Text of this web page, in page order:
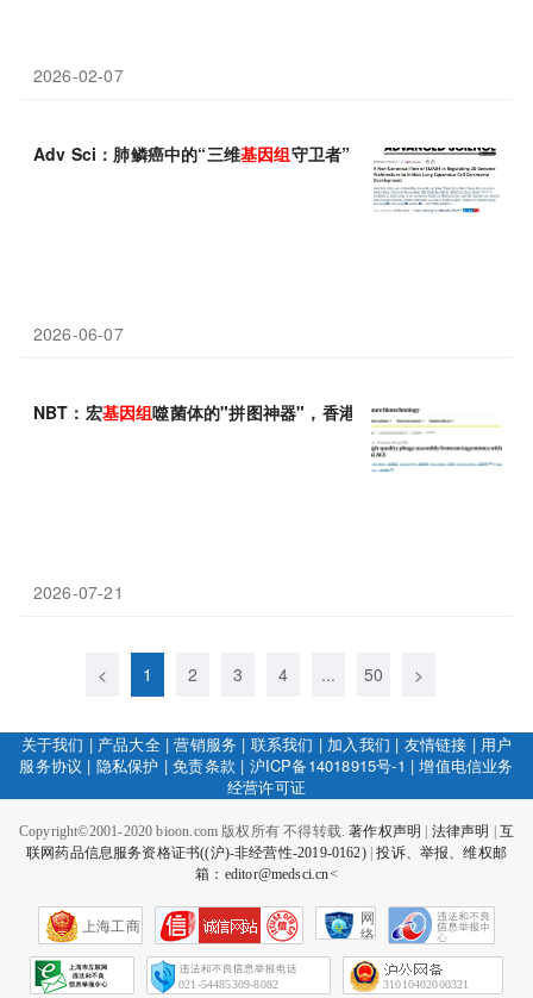
2026-02-07
Adv Sci：肺鳞癌中的“三维基因组守卫者”：中国学者揭示
2026-06-07
NBT：宏基因组噬菌体的"拼图神器"，香港城市大学李帅成/汪建
2026-07-21
< 1 2 3 4 ... 50 >
关于我们 | 产品大全|营销服务 | 联系我们 | 加入我们 | 友情链接 | 用户
服务协议 | 隐私保护 |免责条款 | 沪ICP备14018915号-1 |增值电信业务
经营许可证
Copyright©2001-2020 bioon.com 版权所有 不得转载.著作权声明 法律声明
互
联网药品信息服务资格证书((沪)-非经营性-2019-0162)|投诉、举报、维权邮
箱：editor@medsci.cn<
上海工商
网
络
会
征
021-54485309-8082 31010402000321